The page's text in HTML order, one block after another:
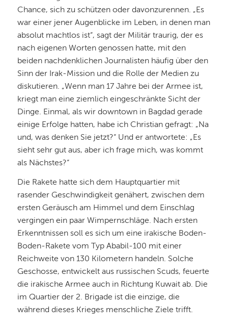
Chance, sich zu schützen oder davonzurennen. „Es
war einer jener Augenblicke im Leben, in denen man
absolut machtlos ist“, sagt der Militär traurig, der es
nach eigenen Worten genossen hatte, mit den
beiden nachdenklichen Journalisten häufig über den
Sinn der Irak-Mission und die Rolle der Medien zu
diskutieren. „Wenn man 17 Jahre bei der Armee ist,
kriegt man eine ziemlich eingeschränkte Sicht der
Dinge. Einmal, als wir downtown in Bagdad gerade
einige Erfolge hatten, habe ich Christian gefragt: „Na
und, was denken Sie jetzt?“ Und er antwortete: „Es
sieht sehr gut aus, aber ich frage mich, was kommt
als Nächstes?“
Die Rakete hatte sich dem Hauptquartier mit
rasender Geschwindigkeit genähert, zwischen dem
ersten Geräusch am Himmel und dem Einschlag
vergingen ein paar Wimpernschläge. Nach ersten
Erkenntnissen soll es sich um eine irakische Boden-
Boden-Rakete vom Typ Ababil-100 mit einer
Reichweite von 130 Kilometern handeln. Solche
Geschosse, entwickelt aus russischen Scuds, feuerte
die irakische Armee auch in Richtung Kuwait ab. Die
im Quartier der 2. Brigade ist die einzige, die
während dieses Krieges menschliche Ziele trifft.